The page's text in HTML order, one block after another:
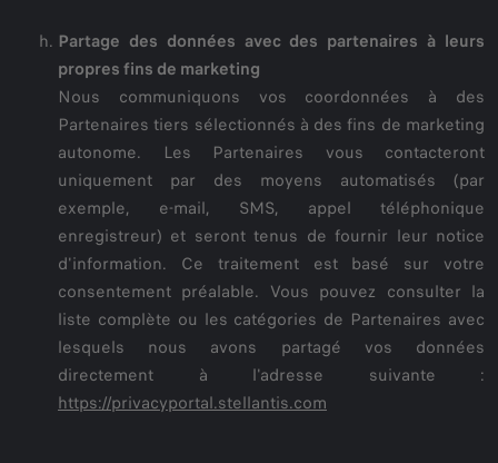
Partage des données avec des partenaires à leurs
propres fins de marketing
Nous communiquons vos coordonnées à des
Partenaires tiers sélectionnés à des fins de marketing
autonome. Les Partenaires vous contacteront
uniquement par des moyens automatisés (par
exemple, e-mail, SMS, appel téléphonique
enregistreur) et seront tenus de fournir leur notice
d'information. Ce traitement est basé sur votre
consentement préalable. Vous pouvez consulter la
liste complète ou les catégories de Partenaires avec
lesquels nous avons partagé vos données
directement à l'adresse suivante :
https://privacyportal.stellantis.com